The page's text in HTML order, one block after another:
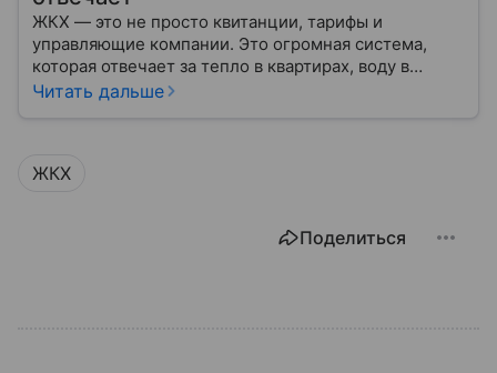
ЖКХ — это не просто квитанции, тарифы и
управляющие компании. Это огромная система,
которая отвечает за тепло в квартирах, воду в
кране, освещение улиц и чистоту во дворах.
Читать дальше
ЖКХ
Поделиться